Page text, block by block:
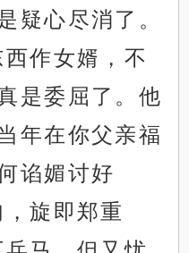
疑心尽消了。
作女婿，不
是委屈了。他
年在你父亲福
谄媚讨好
旋即郑重